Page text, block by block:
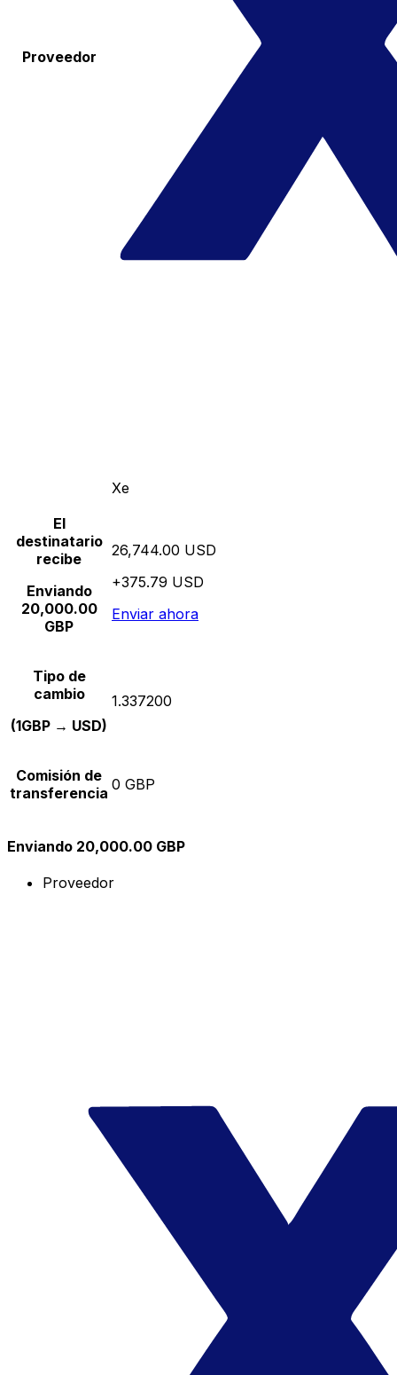
Proveedor
Xe
El
destinatario
recibe
Enviando
20,000.00
GBP
26,744.00 USD
+375.79 USD
Enviar ahora
Tipo de
cambio
(1GBP → USD)
1.337200
Comisión de
transferencia 0 GBP
Enviando 20,000.00 GBP
Proveedor